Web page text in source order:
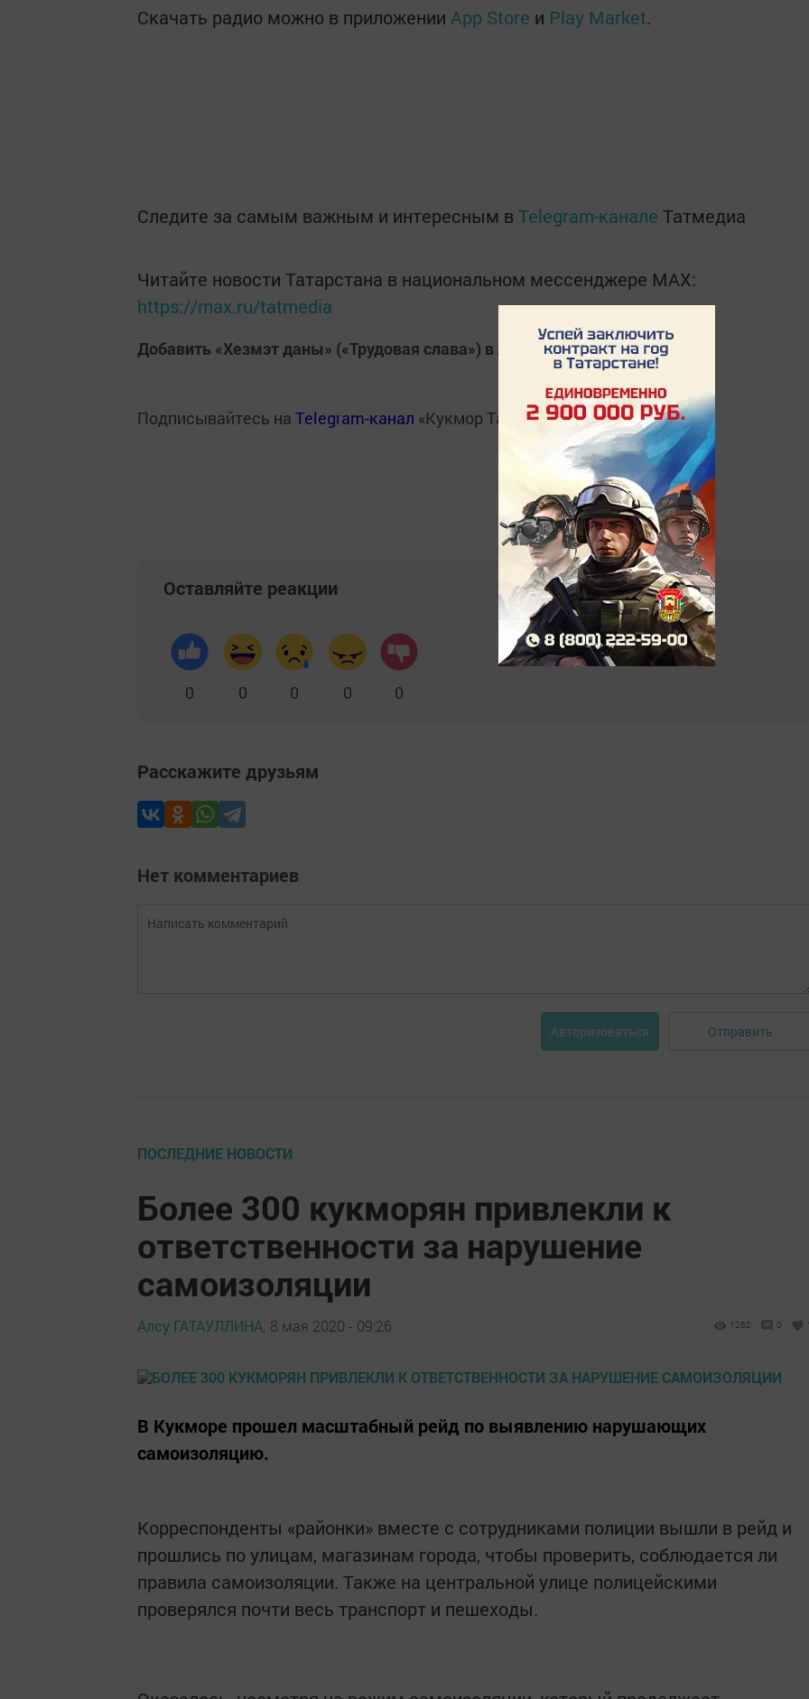
Скачать радио можно в приложении App Store и Play Market.
Следите за самым важным и интересным в Telegram-канале Татмедиа
Читайте новости Татарстана в национальном мессенджере MАХ:
https://max.ru/tatmedia
Добавить «Хезмэт даны» («Трудовая слава») вЯндекс.Новости
Подписывайтесь на Telegram-канал «Кукмор Татарстан»
Оставляйте реакции
0 0 0 0 0
Расскажите друзьям
Нет комментариев
Авторизоваться Отправить
ПОСЛЕДНИЕ НОВОСТИ
Более 300 кукморян привлекли к
ответственности за нарушение
самоизоляции
Алсу ГАТАУЛЛИНА, 8 мая 2020 - 09:26 1262 0
В Кукморе прошел масштабный рейд по выявлению нарушающих
самоизоляцию.
Корреспонденты «районки» вместе с сотрудниками полиции вышли в рейд и
прошлись по улицам, магазинам города, чтобы проверить, соблюдается ли
правила самоизоляции. Также на центральной улице полицейскими
проверялся почти весь транспорт и пешеходы.